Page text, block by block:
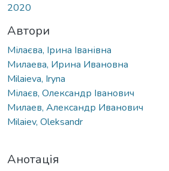
2020
Автори
Мілаєва, Ірина Іванівна
Милаева, Ирина Ивановна
Milaieva, Iryna
Мілаєв, Олександр Іванович
Милаев, Александр Иванович
Milaiev, Oleksandr
Анотація